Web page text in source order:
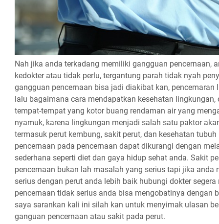
Nah jika anda terkadang memiliki gangguan pencernaan,
kedokter atau tidak perlu, tergantung parah tidak nyah
gangguan pencernaan bisa jadi diakibat kan, pencemaran
lalu bagaimana cara mendapatkan kesehatan
tempat-tempat yang kotor buang rendaman air yang
nyamuk, karena lingkungan menjadi salah satu paktor
termasuk perut kembung, sakit perut, dan kesehatan
pencernaan pada pencernaan dapat dikurangi dengan
sederhana seperti diet dan gaya hidup sehat anda. Sakit
pencernaan bukan lah masalah yang serius tapi jika anda
serius dengan perut anda lebih baik hubungi dokter
pencernaan tidak serius anda bisa mengobatinya dengan
saya sarankan kali ini silah kan untuk menyimak ulasan
ganguan pencernaan atau sakit pada perut.